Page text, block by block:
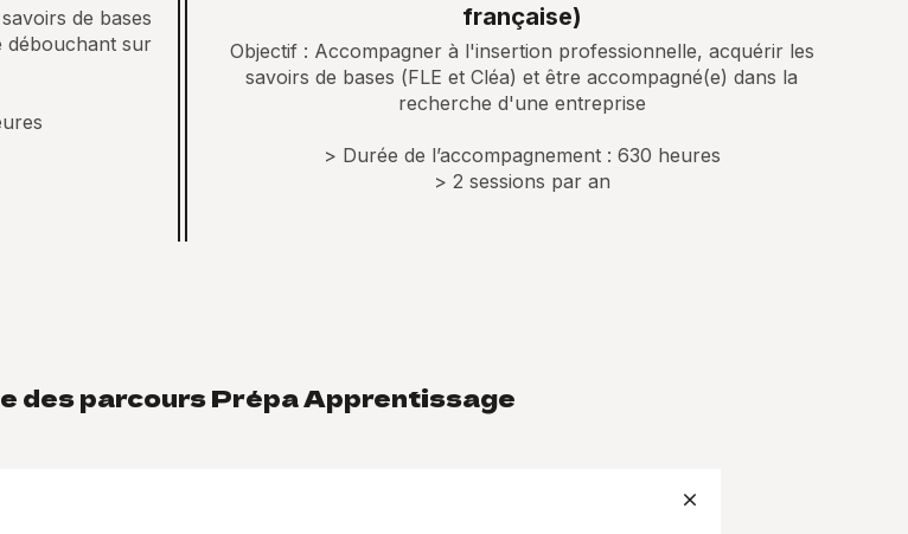
de bases
débouchant sur
française)
Objectif : Accompagner à l'insertion professionnelle, acquérir les
savoirs de bases (FLE et Cléa) et être accompagné(e) dans la
recherche d'une entreprise
> Durée de l’accompagnement : 630 heures
> 2 sessions par an
des parcours Prépa Apprentissage